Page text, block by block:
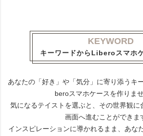
KEYWORD
キーワードからLiberoスマホ
あなたの「好き」や「気分」に寄り添うキ
beroスマホケースを作りませ
気になるテイストを選ぶと、その世界観に
画面へ進むことができま
インスピレーションに導かれるまま、あな